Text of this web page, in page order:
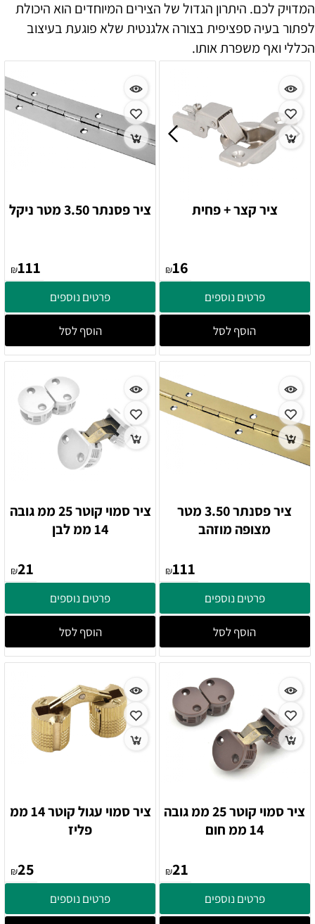
המדויק לכם. היתרון הגדול של הצירים המיוחדים הוא היכולת
לפתור בעיה ספציפית בצורה אלגנטית שלא פוגעת בעיצוב
הכללי ואף משפרת אותו.
ציר קצר + פחית
₪16
פרטים נוספים
הוסף לסל
ציר פסנתר 3.50 מטר ניקל
₪111
פרטים נוספים
הוסף לסל
ציר פסנתר 3.50 מטר
מצופה מוזהב
₪111
פרטים נוספים
הוסף לסל
ציר סמוי קוטר 25 ממ גובה
14 ממ לבן
₪21
פרטים נוספים
הוסף לסל
ציר סמוי קוטר 25 ממ גובה
14 ממ חום
₪21
פרטים נוספים
ציר סמוי עגול קוטר 14 ממ
פליז
₪25
פרטים נוספים